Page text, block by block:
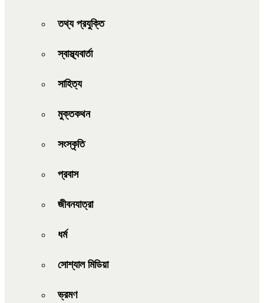
তথ্য প্রযুক্তি
স্বাস্থ্যবার্তা
সাহিত্য
মুক্তকথন
সংস্কৃতি
প্রবাস
জীবনযাত্রা
ধর্ম
সোশ্যাল মিডিয়া
ভ্রমণ